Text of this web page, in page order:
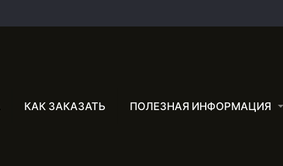
КАК ЗАКАЗАТЬ ПОЛЕЗНАЯ ИНФОРМАЦИЯ